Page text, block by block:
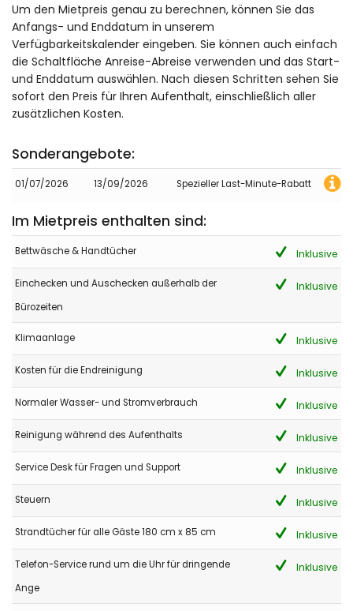
Um den Mietpreis genau zu berechnen, können Sie das
Anfangs- und Enddatum in unserem
Verfügbarkeitskalender eingeben. Sie können auch einfach
die Schaltfläche Anreise-Abreise verwenden und das Start-
und Enddatum auswählen. Nach diesen Schritten sehen Sie
sofort den Preis für Ihren Aufenthalt, einschließlich aller
zusätzlichen Kosten.
Sonderangebote:
01/07/2026 13/09/2026 Spezieller Last-Minute-Rabatt
Im Mietpreis enthalten sind:
Bettwäsche & Handtücher Inklusive
Einchecken und Auschecken außerhalb der
Bürozeiten
Inklusive
Klimaanlage Inklusive
Kosten für die Endreinigung Inklusive
Normaler Wasser- und Stromverbrauch Inklusive
Reinigung während des Aufenthalts Inklusive
Service Desk für Fragen und Support Inklusive
Steuern Inklusive
Strandtücher für alle Gäste 180 cm x 85 cm Inklusive
Telefon-Service rund um die Uhr für dringende
Ange
Inklusive